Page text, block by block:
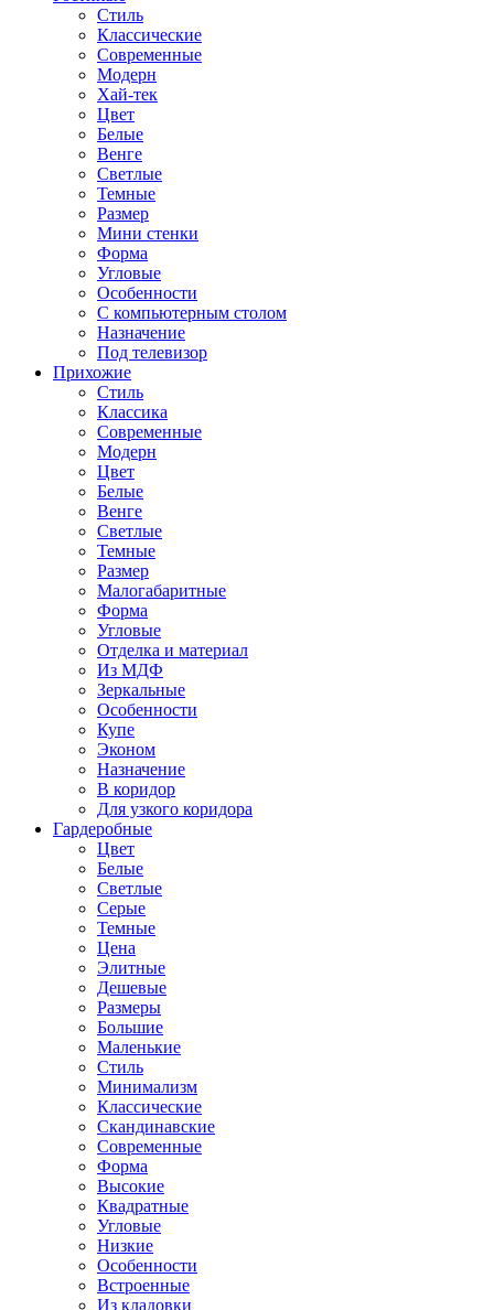
Стиль
Классические
Современные
Модерн
Хай-тек
Цвет
Белые
Венге
Светлые
Темные
Размер
Мини стенки
Форма
Угловые
Особенности
С компьютерным столом
Назначение
Под телевизор
Прихожие
Стиль
Классика
Современные
Модерн
Цвет
Белые
Венге
Светлые
Темные
Размер
Малогабаритные
Форма
Угловые
Отделка и материал
Из МДФ
Зеркальные
Особенности
Купе
Эконом
Назначение
В коридор
Для узкого коридора
Гардеробные
Цвет
Белые
Светлые
Серые
Темные
Цена
Элитные
Дешевые
Размеры
Большие
Маленькие
Стиль
Минимализм
Классические
Скандинавские
Современные
Форма
Высокие
Квадратные
Угловые
Низкие
Особенности
Встроенные
Из кладовки